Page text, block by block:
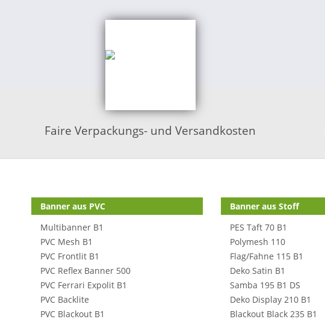
Faire Verpackungs- und Versandkosten
Banner aus PVC
Multibanner B1
PVC Mesh B1
PVC Frontlit B1
PVC Reflex Banner 500
PVC Ferrari Expolit B1
PVC Backlite
PVC Blackout B1
Banner aus Stoff
PES Taft 70 B1
Polymesh 110
Flag/Fahne 115 B1
Deko Satin B1
Samba 195 B1 DS
Deko Display 210 B1
Blackout Black 235 B1